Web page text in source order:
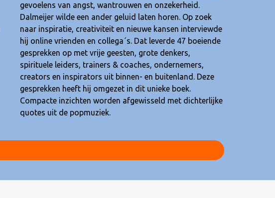
quotes uit de popmuziek.